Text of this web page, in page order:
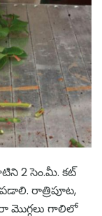
2 సెం.మీ. కట్
రాత్రిపూట,
మొగ్గలు గాలిలో